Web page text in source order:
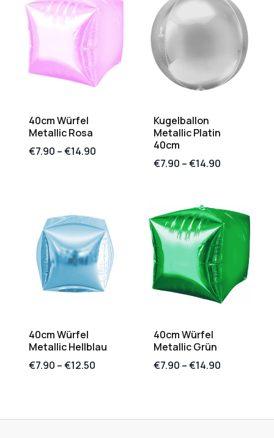
40cm Würfel
Metallic Rosa
€7.90 –€14.90
Kugelballon
Metallic Platin
40cm
€7.90 –€14.90
40cm Würfel
Metallic Hellblau
€7.90 –€12.50
40cm Würfel
Metallic Grün
€7.90 –€14.90